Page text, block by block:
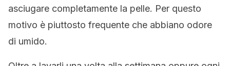
asciugare completamente la pelle. Per questo
motivo è piuttosto frequente che abbiano odore
di umido.